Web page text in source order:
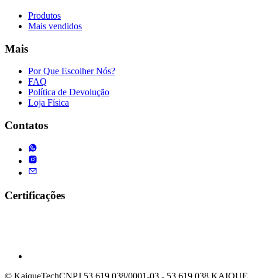
Produtos
Mais vendidos
Mais
Por Que Escolher Nós?
FAQ
Política de Devolução
Loja Física
Contatos
Certificações